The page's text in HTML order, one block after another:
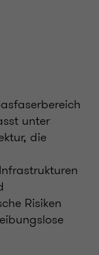
unter
die
Risiken